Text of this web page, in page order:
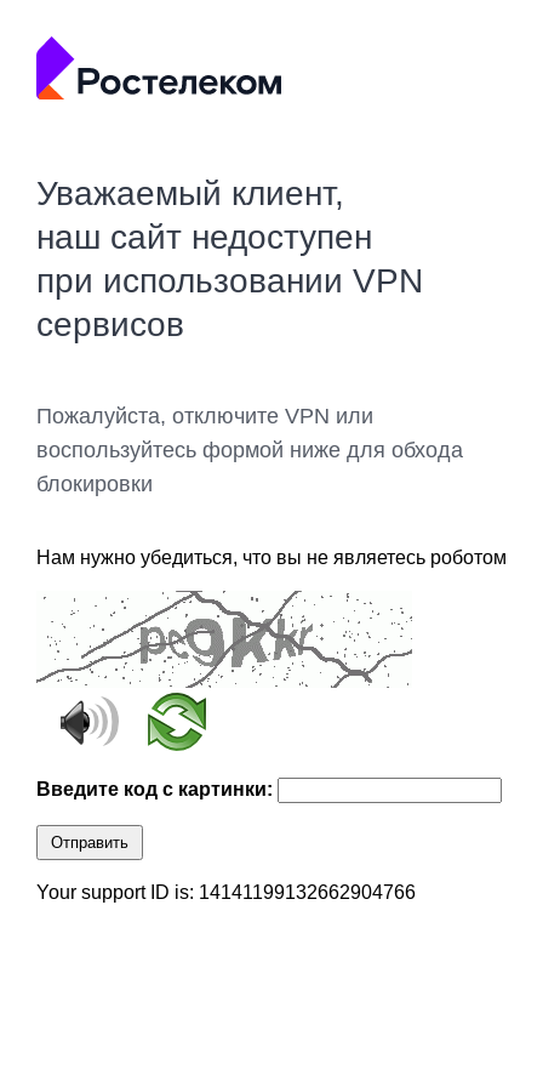
Уважаемый клиент,
наш сайт недоступен
при использовании VPN
сервисов
Пожалуйста, отключите VPN или
воспользуйтесь формой ниже для обхода
блокировки
Нам нужно убедиться, что вы не являетесь роботом
Введите код с картинки:
Отправить
Your support ID is: 14141199132662904766